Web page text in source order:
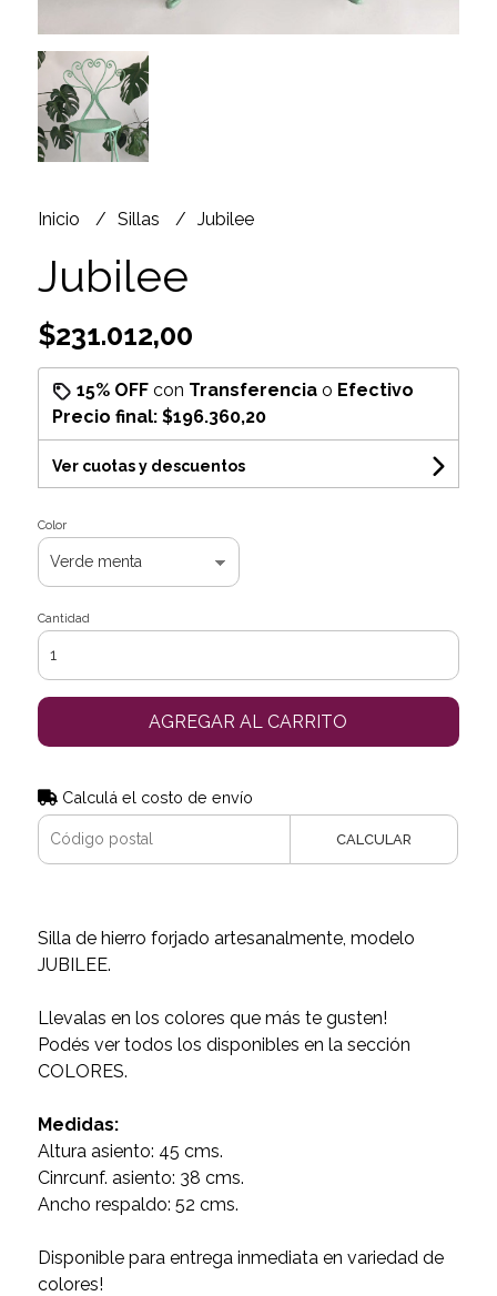
Inicio Sillas Jubilee
Jubilee
$231.012,00
15% OFFcon Transferenciao Efectivo
Precio final: $196.360,20
Ver cuotas y descuentos
Color
Cantidad
AGREGAR AL CARRITO
Calculá el costo de envío
CALCULAR
Silla de hierro forjado artesanalmente, modelo
JUBILEE.
Llevalas en los colores que más te gusten!
Podés ver todos los disponibles en la sección
COLORES.
Medidas:
Altura asiento: 45 cms.
Cinrcunf. asiento: 38 cms.
Ancho respaldo: 52 cms.
Disponible para entrega inmediata en variedad de
colores!